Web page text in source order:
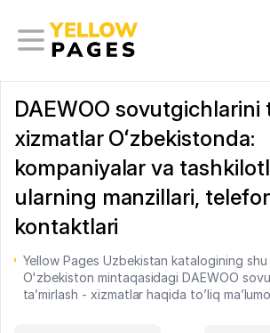
DAEWOO sovutgichlarini
xizmatlar Oʻzbekistonda:
kompaniyalar va
ularning manzillari,
kontaktlari
Yellow Pages Uzbekistan katalogining shu
O'zbekiston mintaqasidagi DAEWOO
ta’mirlash - xizmatlar haqida to’liq